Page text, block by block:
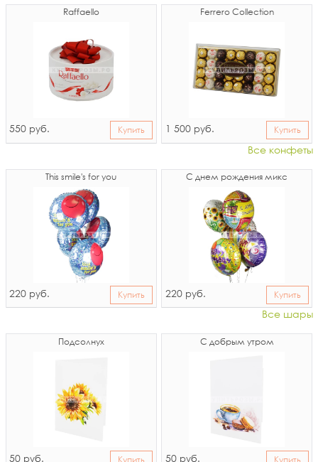
Raffaello
550 руб. Купить
Ferrero Collection
1 500 руб. Купить
Все конфеты
This smile's for you
220 руб. Купить
С днем рождения микс
220 руб. Купить
Все шары
Подсолнух
50 руб. Купить
С добрым утром
50 руб. Купить